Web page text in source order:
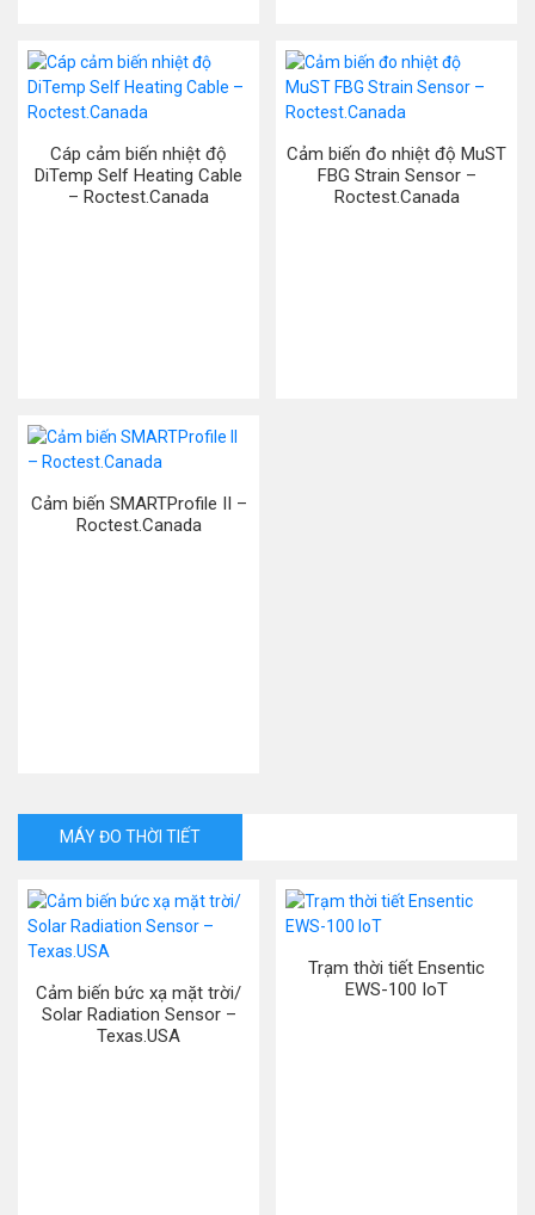
Cáp cảm biến nhiệt độ
DiTemp Self Heating Cable
– Roctest.Canada
Cảm biến đo nhiệt độ MuST
FBG Strain Sensor –
Roctest.Canada
Cảm biến SMARTProfile II –
Roctest.Canada
MÁY ĐO THỜI TIẾT
Cảm biến bức xạ mặt trời/
Solar Radiation Sensor –
Texas.USA
Trạm thời tiết Ensentic
EWS-100 IoT